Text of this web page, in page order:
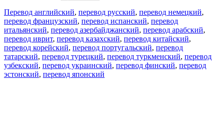
Перевод английский, перевод русский, перевод немецкий,
перевод французский, перевод испанский, перевод
итальянский, перевод азербайджанский, перевод арабский,
перевод иврит, перевод казахский, перевод китайский,
перевод корейский, перевод португальский, перевод
татарский, перевод турецкий, перевод туркменский, перевод
узбекский, перевод украинский, перевод финский, перевод
эстонский, перевод японский